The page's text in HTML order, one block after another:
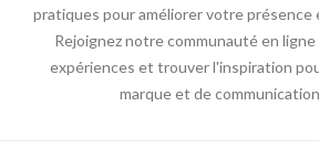
pratiques pour améliorer votre présence
Rejoignez notre communauté en
expériences et trouver l'inspiration
marque et de